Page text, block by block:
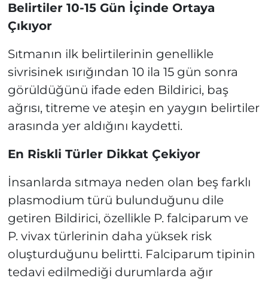
Belirtiler 10-15 Gün İçinde Ortaya
Çıkıyor
Sıtmanın ilk belirtilerinin genellikle
sivrisinek ısırığından 10 ila 15 gün sonra
görüldüğünü ifade eden Bildirici, baş
ağrısı, titreme ve ateşin en yaygın belirtiler
arasında yer aldığını kaydetti.
En Riskli Türler Dikkat Çekiyor
İnsanlarda sıtmaya neden olan beş farklı
plasmodium türü bulunduğunu dile
getiren Bildirici, özellikle P. falciparum ve
P. vivax türlerinin daha yüksek risk
oluşturduğunu belirtti. Falciparum tipinin
tedavi edilmediği durumlarda ağır